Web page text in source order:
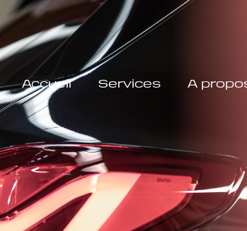
Accueil Services A